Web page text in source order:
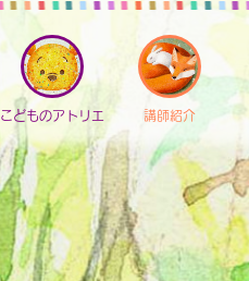
こどものアトリエ 講師紹介